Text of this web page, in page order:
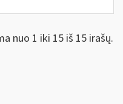
nuo 1 iki 15 iš 15 irašų.